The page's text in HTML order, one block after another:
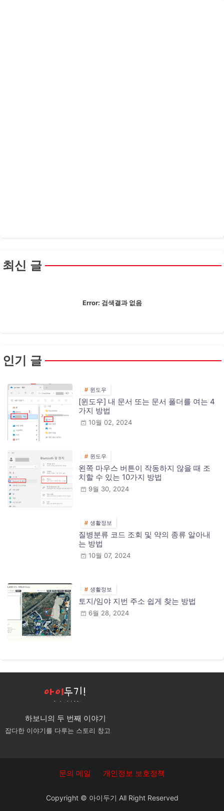
최신 글
Error: 검색결과 없음
인기 글
윈도우
[윈도우] 내 문서 또는 문서 폴더를 여는 4
가지 방법
10월 02, 2024
윈도우
왼쪽 마우스 버튼이 작동하지 않을 때 조
치할 수 있는 10가지 방법
9월 30, 2024
생활정보
질병분류 코드 조회 및 약의 종류 알아내
는 방법
10월 07, 2024
생활정보
토지/임야 지번 주소 쉽게 찾는 방법
6월 28, 2024
하보니의 두 번째 이야기
잡다한 이야기를 다루는 스토리 창고
Copyright © 아이두기 All Right Reserved
문의 메일 개인정보 보호정책